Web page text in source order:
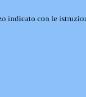
indicato con le